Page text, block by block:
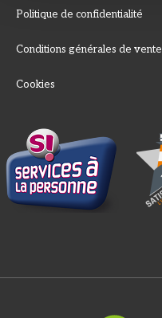
Politique de confidentialité
Conditions générales de vente
Cookies